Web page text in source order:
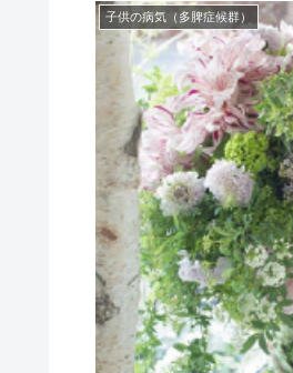
子供の病気（多脾症候群）